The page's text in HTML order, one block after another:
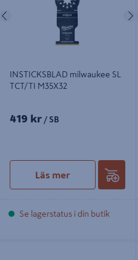
Föregående
INSTICKSBLAD milwaukee SL
TCT/TI M35X32
419 kr / SB
Läs mer
Se lagerstatus i din butik